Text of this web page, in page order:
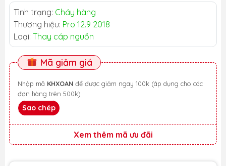
Tình trạng: Cháy hàng
Thương hiệu: Pro 12.9 2018
Loại: Thay cáp nguồn
Mã giảm giá
Nhập mã KHXOAN
đơn hàng trên 500k)
Sao chép
Xem thêm mã ưu đãi